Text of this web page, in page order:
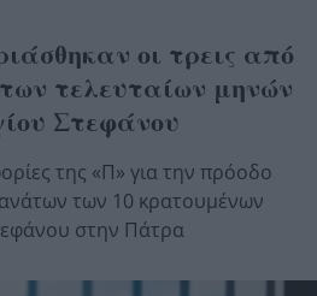
οι τρεις από
τελευταίων μηνών
Στεφάνου
της «Π» για την πρόοδο
των 10 κρατουμένων
στην Πάτρα